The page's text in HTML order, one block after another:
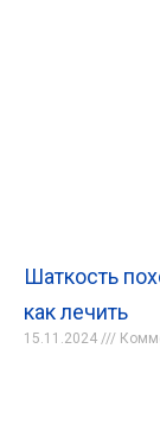
Шаткость
как лечить
15.11.2024